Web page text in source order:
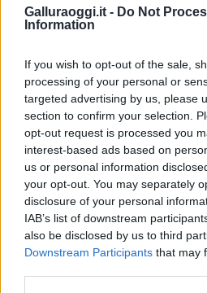
Galluraoggi.it - Do Not
Information
If you wish to opt-out of the sale,
processing of your personal or
targeted advertising by us, please
section to confirm your selection.
opt-out request is processed you
interest-based ads based on
us or personal information
your opt-out. You may separately
disclosure of your personal
IAB’s list of downstream
also be disclosed by us to third
Downstream Participants that may
Meteo Olbia 6 agosto,
Gallura
NECROLOGIE